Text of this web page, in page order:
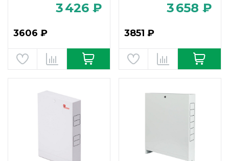
3 426 ₽
3606 ₽
3 658 ₽
3851 ₽